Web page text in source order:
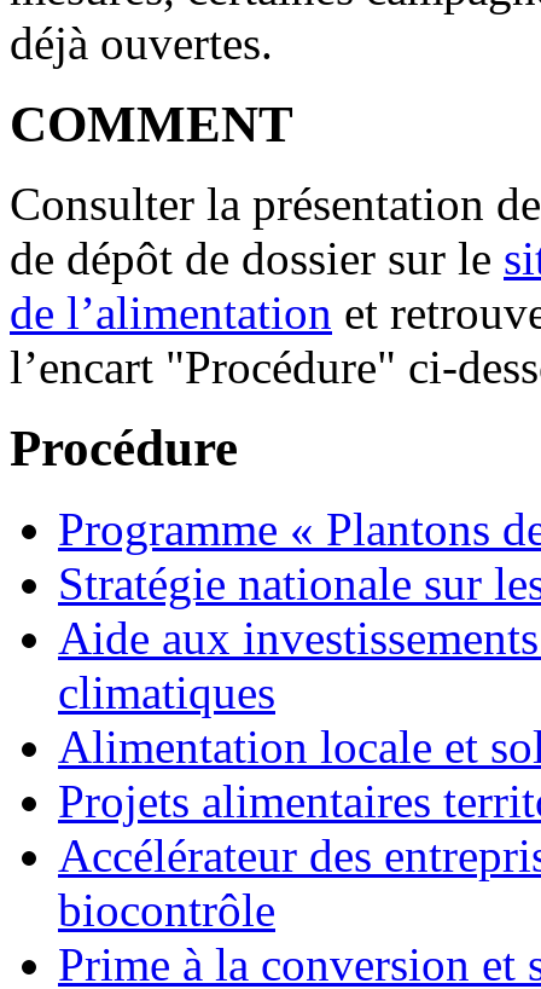
déjà ouvertes.
COMMENT
Consulter la présentation
de dépôt de dossier sur le
de l’alimentation et
l’encart "Procédure" ci-
Procédure
Programme « Plantons
Stratégie nationale sur
Aide aux
climatiques
Alimentation locale et
Projets alimentaires
Accélérateur des
biocontrôle
Prime à la conversion et